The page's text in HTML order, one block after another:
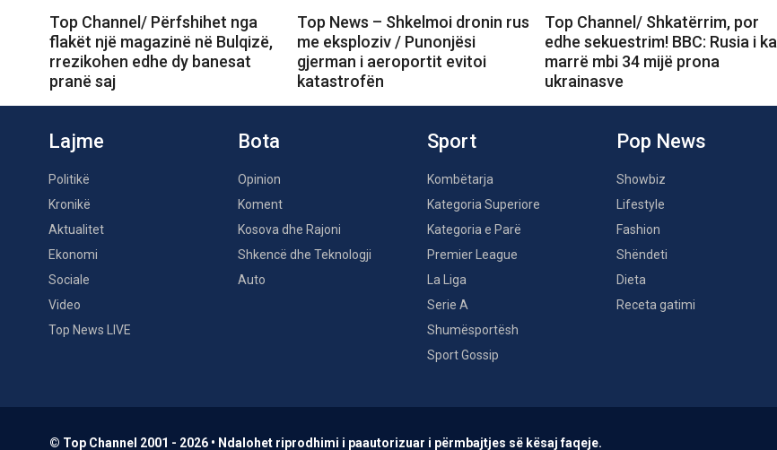
Top Channel/ Përfshihet nga
flakët një magazinë në Bulqizë,
rrezikohen edhe dy banesat
pranë saj
Top News – Shkelmoi dronin rus
me eksploziv / Punonjësi
gjerman i aeroportit evitoi
katastrofën
Top Channel/ Shkatërrim, por
edhe sekuestrim! BBC: Rusia i ka
marrë mbi 34 mijë prona
ukrainasve
Lajme
Politikë
Kronikë
Aktualitet
Ekonomi
Sociale
Video
Top News LIVE
Bota
Opinion
Koment
Kosova dhe Rajoni
Shkencë dhe Teknologji
Auto
Sport
Kombëtarja
Kategoria Superiore
Kategoria e Parë
Premier League
La Liga
Serie A
Shumësportësh
Sport Gossip
Pop News
Showbiz
Lifestyle
Fashion
Shëndeti
Dieta
Receta gatimi
© Top Channel 2001 - 2026 • Ndalohet riprodhimi i paautorizuar i përmbajtjes së kësaj faqeje.